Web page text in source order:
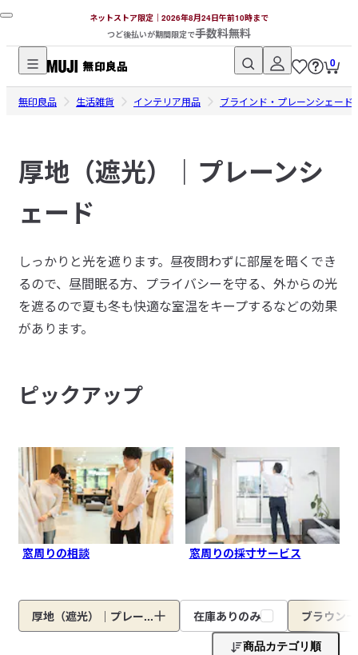
ネットストア限定｜2026年8月24日午前10時まで
つど後払いが期間限定で手数料無料
無
印
ネ
ッ
ア
0
無印良品 生活雑貨 インテリア用品 ブラインド・プレーンシェード
厚地（遮光）｜プレーンシ
ェード
しっかりと光を遮ります。昼夜問わずに部屋を暗くでき
るので、昼間眠る方、プライバシーを守る、外からの光
を遮るので夏も冬も快適な室温をキープするなどの効果
があります。
ピックアップ
窓周りの相談 窓周りの採寸サービス
厚地（遮光）｜プレー... 在庫ありのみ ブラウン
商品カテゴリ順